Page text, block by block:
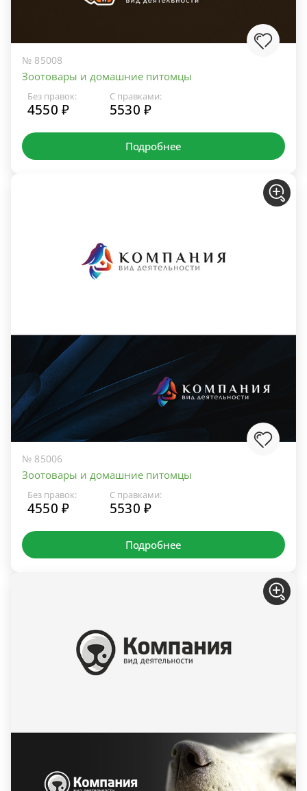
№ 85008
Зоотовары и домашние питомцы
Без правок:
4550 ₽
С правками:
5530 ₽
Подробнее
№ 85006
Зоотовары и домашние питомцы
Без правок:
4550 ₽
С правками:
5530 ₽
Подробнее